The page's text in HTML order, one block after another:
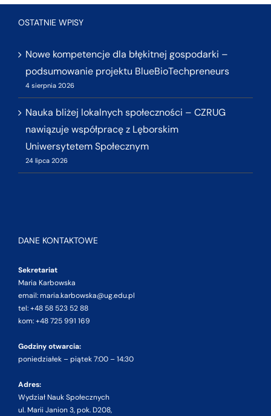
OSTATNIE WPISY
Nowe kompetencje dla błękitnej gospodarki –
podsumowanie projektu BlueBioTechpreneurs
4 sierpnia 2026
Nauka bliżej lokalnych społeczności – CZRUG
nawiązuje współpracę z Lęborskim
Uniwersytetem Społecznym
24 lipca 2026
DANE KONTAKTOWE
Sekretariat
Maria Karbowska
email: maria.karbowska@ug.edu.pl
tel: +48 58 523 52 88
kom: +48 725 991 169
Godziny otwarcia:
poniedziałek – piątek 7:00 – 14:30
Adres:
Wydział Nauk Społecznych
ul. Marii Janion 3, pok. D208,